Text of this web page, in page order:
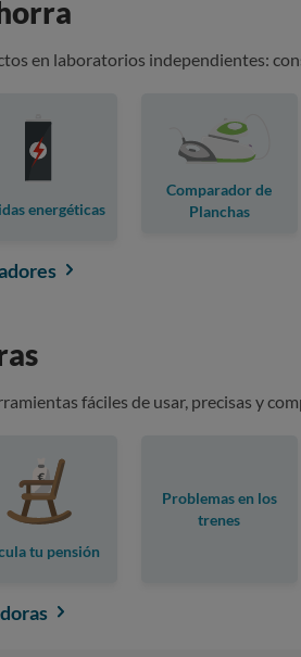
en laboratorios independientes:
energéticas
Comparador de
Planchas
fáciles de usar, precisas y
tu pensión
Problemas en los
trenes